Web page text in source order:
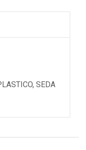
SEDA